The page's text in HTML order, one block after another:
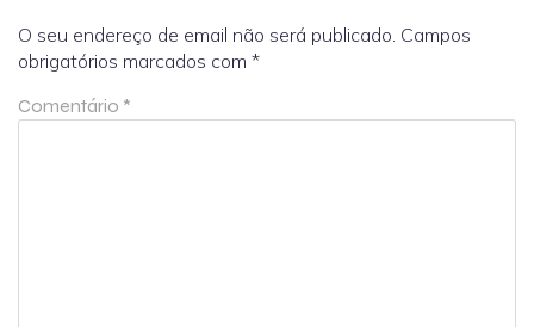
O seu endereço de email não será publicado. Campos
obrigatórios marcados com *
Comentário *